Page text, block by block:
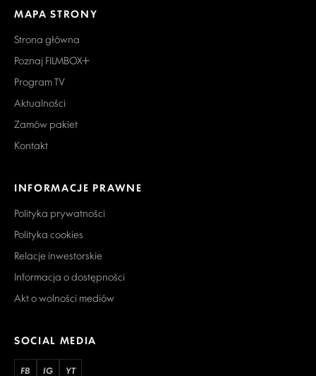
MAPA STRONY
Strona główna
Poznaj FILMBOX+
Program TV
Aktualności
Zamów pakiet
Kontakt
INFORMACJE PRAWNE
Polityka prywatności
Polityka cookies
Relacje inwestorskie
Informacja o dostępności
Akt o wolności mediów
SOCIAL MEDIA
FB IG YT